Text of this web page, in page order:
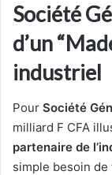
Société
d’un
industriel
Pour Société
milliard F CFA
partenaire de
simple besoin